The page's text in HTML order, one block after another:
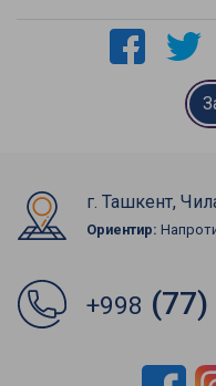
г. Ташкент,
Ориентир:
+998 (77)